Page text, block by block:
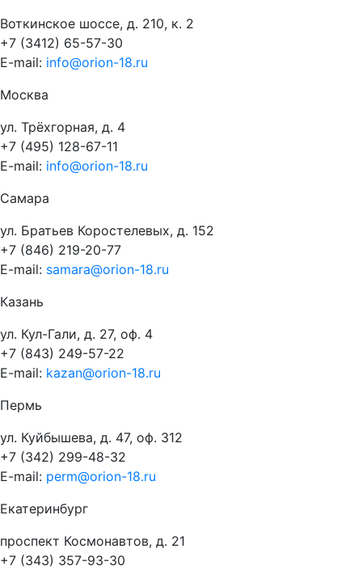
Воткинское шоссе, д. 210, к. 2
+7 (3412) 65-57-30
E-mail: info@orion-18.ru
Москва
ул. Трёхгорная, д. 4
+7 (495) 128-67-11
E-mail: info@orion-18.ru
Самара
ул. Братьев Коростелевых, д. 152
+7 (846) 219-20-77
E-mail: samara@orion-18.ru
Казань
ул. Кул-Гали, д. 27, оф. 4
+7 (843) 249-57-22
E-mail: kazan@orion-18.ru
Пермь
ул. Куйбышева, д. 47, оф. 312
+7 (342) 299-48-32
E-mail: perm@orion-18.ru
Екатеринбург
проспект Космонавтов, д. 21
+7 (343) 357-93-30